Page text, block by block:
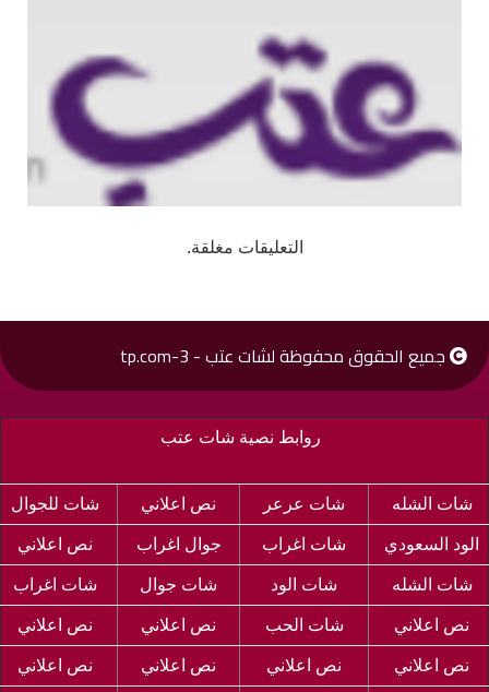
التعليقات مغلقة.
جميع الحقوق محفوظة لشات عتب - 3-tp.com
روابط نصية شات عتب
شات الشله شات عرعر نص اعلاني شات للجوال
الود السعودي شات اغراب جوال اغراب نص اعلاني
شات الشله شات الود شات جوال شات اغراب
نص اعلاني شات الحب نص اعلاني نص اعلاني
نص اعلاني نص اعلاني نص اعلاني نص اعلاني